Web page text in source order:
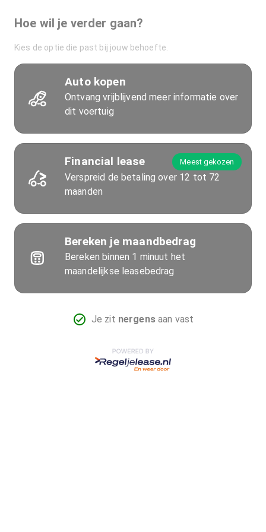
Hoe wil je verder gaan?
Kies de optie die past bij jouw behoefte.
Auto kopen
Ontvang vrijblijvend meer informatie over
dit voertuig
Financial lease Meest gekozen
Verspreid de betaling over 12 tot 72
maanden
Bereken je maandbedrag
Bereken binnen 1 minuut het
maandelijkse leasebedrag
Je zit nergensaan vast